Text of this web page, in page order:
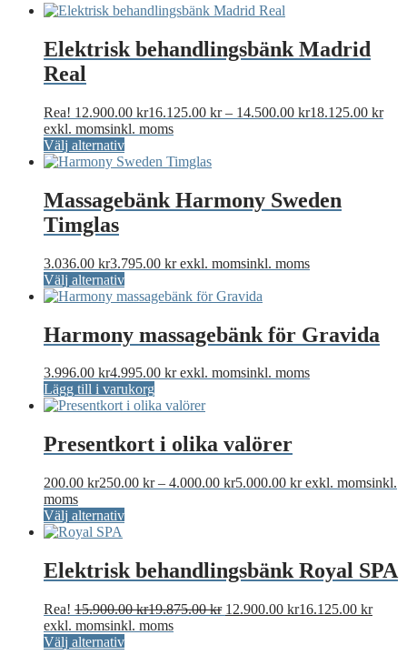
Elektrisk behandlingsbänk Madrid
Real
Rea! 12.900.00 kr16.125.00 kr – 14.500.00 kr18.125.00 kr
exkl. momsinkl. moms
Välj alternativDen
här
har
flera
olika
alternativen
kan
väljas
produktsidan
Massagebänk Harmony Sweden
Timglas
3.036.00 kr3.795.00 kr exkl. momsinkl. moms
Välj alternativDen
här
flera
De
olika
alternativen
väljas
på
produktsidan
Harmony massagebänk för Gravida
3.996.00 kr4.995.00 kr exkl. momsinkl. moms
Lägg till i varukorg
Presentkort i olika valörer
200.00 kr250.00 kr – 4.000.00 kr5.000.00 krPrisintervall:
exkl. momsinkl.
moms
Välj alternativDen
har
flera
De
olika
alternativen
Elektrisk behandlingsbänk Royal SPA
Rea! 15.900.00kr19.875.00kr Det
12.900.00 kr16.125.00 krDet
exkl. momsinkl. moms
Välj alternativDen